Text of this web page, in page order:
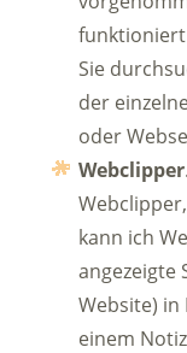
Sie
der
oder
Webclipper
kann ich
angezeigte
Website) in
einem